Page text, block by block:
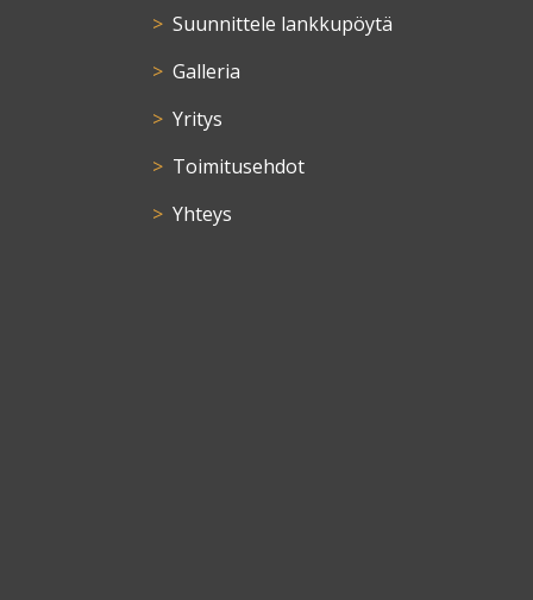
Suunnittele lankkupöytä
Galleria
Yritys
Toimitusehdot
Yhteys